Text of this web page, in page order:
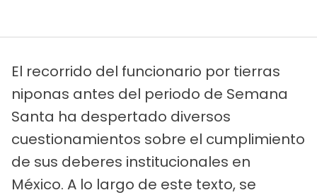
El recorrido del funcionario por tierras
niponas antes del periodo de Semana
Santa ha despertado diversos
cuestionamientos sobre el cumplimiento
de sus deberes institucionales en
México. A lo largo de este texto, se